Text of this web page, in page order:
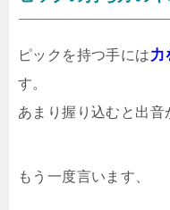
ピックを持つ手には力
す。
あまり握り込むと出音
もう一度言います、